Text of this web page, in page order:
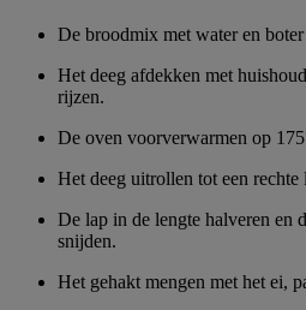
De broodmix met water en
Het deeg afdekken met
rijzen.
De oven voorverwarmen op
Het deeg uitrollen tot een
De lap in de lengte halveren en
snijden.
Het gehakt mengen met het ei,